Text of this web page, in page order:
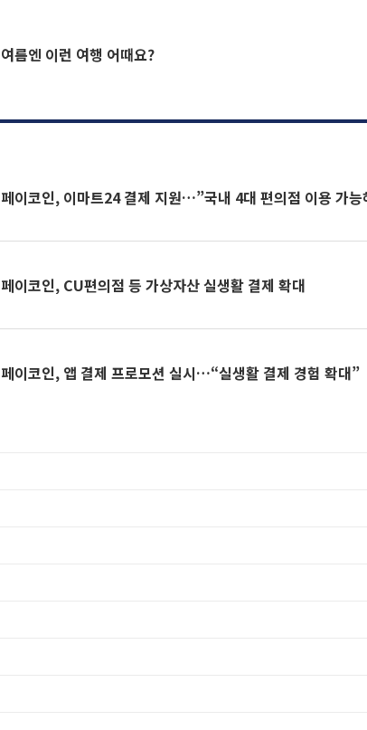
여름엔 이런 여행 어때요?
페이코인, 이마트24 결제 지원…”국내 4대 편의점 이용 가능
페이코인, CU편의점 등 가상자산 실생활 결제 확대
페이코인, 앱 결제 프로모션 실시…“실생활 결제 경험 확대”